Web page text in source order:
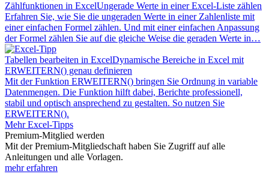
Zählfunktionen in ExcelUngerade Werte in einer Excel-Liste zählen
Erfahren Sie, wie Sie die ungeraden Werte in einer Zahlenliste mit
einer einfachen Formel zählen. Und mit einer einfachen Anpassung
der Formel zählen Sie auf die gleiche Weise die geraden Werte in…
Tabellen bearbeiten in ExcelDynamische Bereiche in Excel mit
ERWEITERN() genau definieren
Mit der Funktion ERWEITERN() bringen Sie Ordnung in variable
Datenmengen. Die Funktion hilft dabei, Berichte professionell,
stabil und optisch ansprechend zu gestalten. So nutzen Sie
ERWEITERN().
Mehr Excel-Tipps
Premium-Mitglied werden
Mit der Premium-Mitgliedschaft haben Sie Zugriff auf alle
Anleitungen und alle Vorlagen.
mehr erfahren